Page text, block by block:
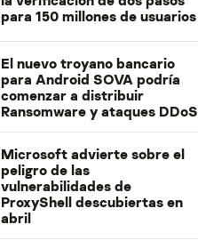
para 150 millones de usuarios
El nuevo troyano bancario
para Android SOVA podría
comenzar a distribuir
Ransomware y ataques DDoS
Microsoft advierte sobre el
peligro de las
vulnerabilidades de
ProxyShell descubiertas en
abril